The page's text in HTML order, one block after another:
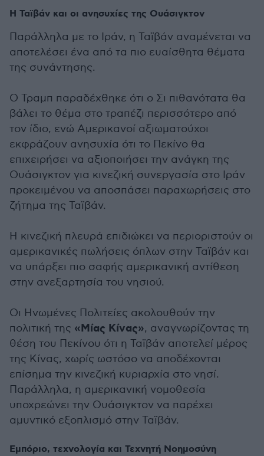
Η Ταϊβάν και οι ανησυχίες της Ουάσιγκτον
Παράλληλα με το Ιράν, η Ταϊβάν αναμένεται να
αποτελέσει ένα από τα πιο ευαίσθητα θέματα
της συνάντησης.
Ο Τραμπ παραδέχθηκε ότι ο Σι πιθανότατα θα
βάλει το θέμα στο τραπέζι περισσότερο από
τον ίδιο, ενώ Αμερικανοί αξιωματούχοι
εκφράζουν ανησυχία ότι το Πεκίνο θα
επιχειρήσει να αξιοποιήσει την ανάγκη της
Ουάσιγκτον για κινεζική συνεργασία στο Ιράν
προκειμένου να αποσπάσει παραχωρήσεις στο
ζήτημα της Ταϊβάν.
Η κινεζική πλευρά επιδιώκει να περιοριστούν οι
αμερικανικές πωλήσεις όπλων στην Ταϊβάν και
να υπάρξει πιο σαφής αμερικανική αντίθεση
στην ανεξαρτησία του νησιού.
Οι Ηνωμένες Πολιτείες ακολουθούν την
πολιτική της «Μίας Κίνας», αναγνωρίζοντας τη
θέση του Πεκίνου ότι η Ταϊβάν αποτελεί μέρος
της Κίνας, χωρίς ωστόσο να αποδέχονται
επίσημα την κινεζική κυριαρχία στο νησί.
Παράλληλα, η αμερικανική νομοθεσία
υποχρεώνει την Ουάσιγκτον να παρέχει
αμυντικό εξοπλισμό στην Ταϊβάν.
Εμπόριο, τεχνολογία και Τεχνητή Νοημοσύνη